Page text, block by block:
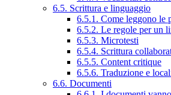
6.5. Scrittura e linguaggio
6.5.1. Come leggono le
6.5.2. Le regole per un
6.5.3. Microtesti
6.5.4. Scrittura
6.5.5. Content critique
6.5.6. Traduzione e
6.6. Documenti